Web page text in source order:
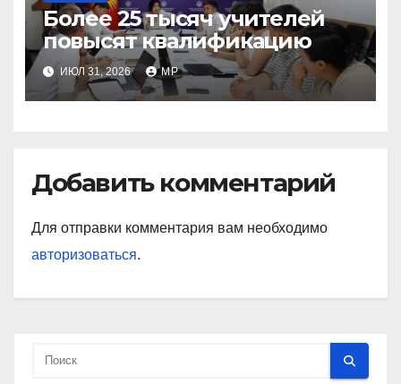
Более 25 тысяч учителей
повысят квалификацию
ИЮЛ 31, 2026 MP
Добавить комментарий
Для отправки комментария вам необходимо
авторизоваться.